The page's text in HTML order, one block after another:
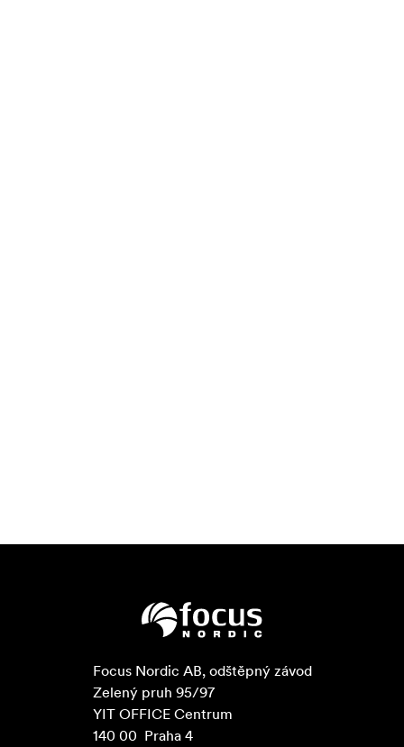
Focus Nordic AB, odštěpný závod
Zelený pruh 95/97
YIT OFFICE Centrum
140 00  Praha 4